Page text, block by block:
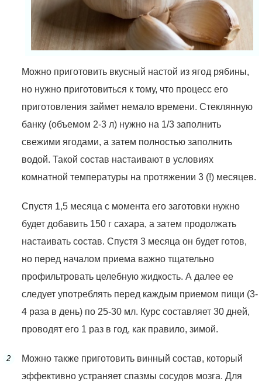
Можно приготовить вкусный настой из ягод рябины,
но нужно приготовиться к тому, что процесс его
приготовления займет немало времени. Стеклянную
банку (объемом 2-3 л) нужно на 1/3 заполнить
свежими ягодами, а затем полностью заполнить
водой. Такой состав настаивают в условиях
комнатной температуры на протяжении 3 (!) месяцев.
Спустя 1,5 месяца с момента его заготовки нужно
будет добавить 150 г сахара, а затем продолжать
настаивать состав. Спустя 3 месяца он будет готов,
но перед началом приема важно тщательно
профильтровать целебную жидкость. А далее ее
следует употреблять перед каждым приемом пищи (3-
4 раза в день) по 25-30 мл. Курс составляет 30 дней,
проводят его 1 раз в год, как правило, зимой.
Можно также приготовить винный состав, который
эффективно устраняет спазмы сосудов мозга. Для